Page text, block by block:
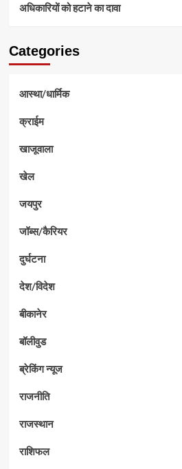
अधिकारियों को हटाने का दावा
Categories
आस्था/धार्मिक
क्राईम
खाजूवाला
खेल
जयपुर
जॉब्स/कैरियर
दुर्घटना
देश/विदेश
बीकानेर
बॉलीवुड
ब्रेकिंग न्यूज
राजनीति
राजस्थान
राशिफल